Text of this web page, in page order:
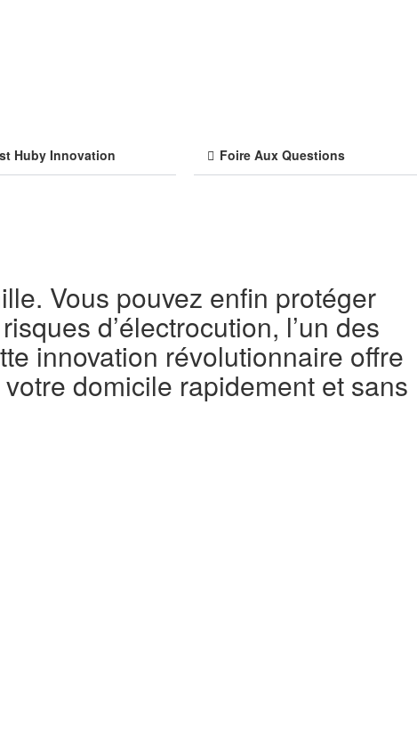
Huby Innovation Foire Aux Questions
Vous pouvez enfin protéger
d’électrocution, l’un des
innovation révolutionnaire offre
domicile rapidement et sans